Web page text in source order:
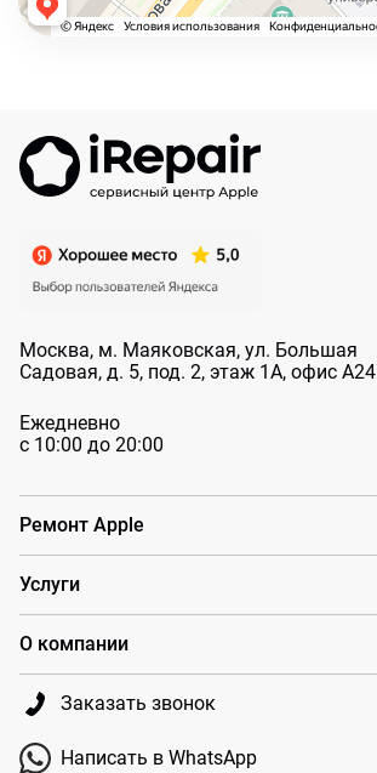
Москва, м. Маяковская, ул. Большая
Садовая, д. 5, под. 2, этаж 1А, офис А24
Ежедневно
с 10:00 до 20:00
Заказать звонок
Написать в WhatsApp
Ремонт Apple
Услуги
О компании